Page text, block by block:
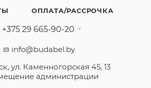
ОПЛАТА/РАССРОЧКА
+375 29 665-90-20
info@budabel.by
ул. Каменногорская 45, 13
администрации